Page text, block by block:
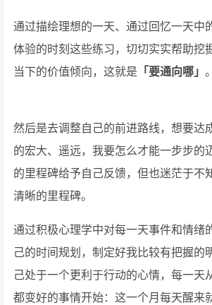
通过描绘理想的一天、通过回忆一天中
体验的时刻这些练习，切切实实帮助挖
当下的价值倾向，这就是 「要通向哪」 。
然后是去调整自己的前进路线，想要达
的宏大、遥远，我要怎么才能一步步的
的里程碑给予自己反馈，但也迷茫于不
清晰的里程碑。
通过积极心理学中对每一天事件和情绪
己的时间规划，制定好我比较有把握的
己处于一个更利于行动的心情，每一天
都变好的事情开始：这一个月每天醒来